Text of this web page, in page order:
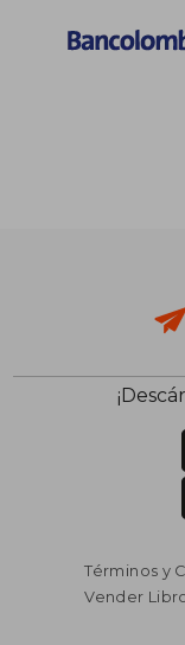
Términos y
Vender